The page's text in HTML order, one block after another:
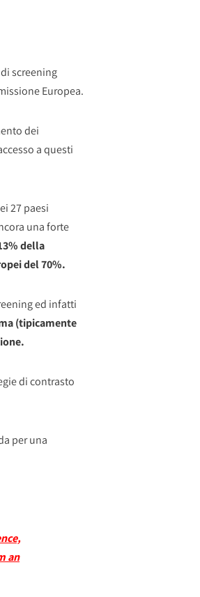
screening
Europea.
dei
a questi
27 paesi
una forte
della
del 70%.
ed infatti
(tipicamente
di contrasto
per una
an